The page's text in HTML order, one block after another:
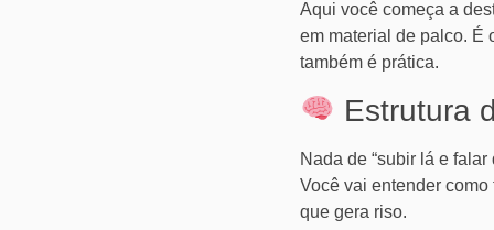
Aqui você começa a
em material de palco. É
também é prática.
Estrutura
Nada de “subir lá e falar
Você vai entender
que gera riso.